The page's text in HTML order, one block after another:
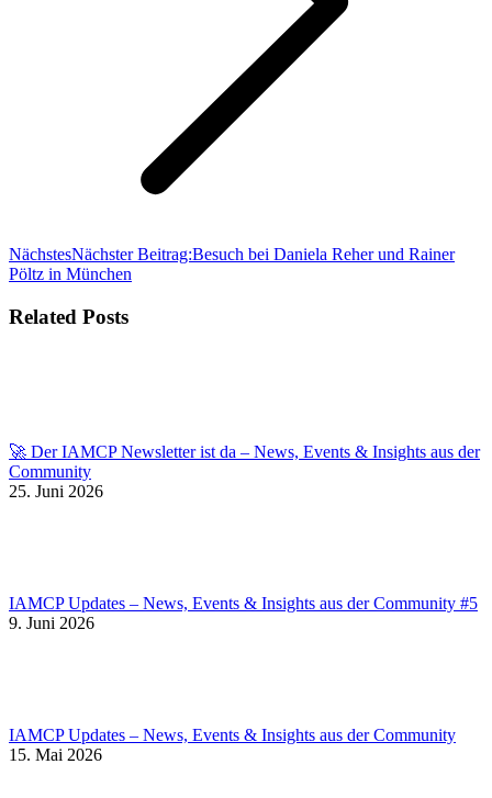
NächstesNächster Beitrag:Besuch bei Daniela Reher und Rainer
Pöltz in München
Related Posts
🚀 Der IAMCP Newsletter ist da – News, Events & Insights aus der
Community
25. Juni 2026
IAMCP Updates – News, Events & Insights aus der Community #5
9. Juni 2026
IAMCP Updates – News, Events & Insights aus der Community
15. Mai 2026